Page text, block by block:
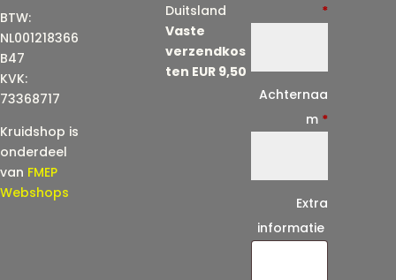
BTW:
NL001218366
B47
KVK:
73368717
Kruidshop is
onderdeel
van FMEP
Webshops
Duitsland
Vaste
verzendkos
ten EUR 9,50
*
Achternaa
m *
Extra
informatie